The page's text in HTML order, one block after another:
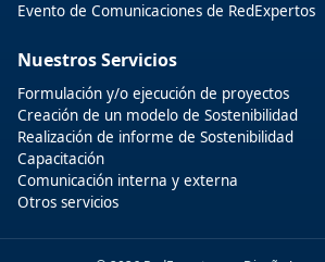
Evento de Comunicaciones de RedExpertos
Nuestros Servicios
Formulación y/o ejecución de proyectos
Creación de un modelo de Sostenibilidad
Realización de informe de Sostenibilidad
Capacitación
Comunicación interna y externa
Otros servicios